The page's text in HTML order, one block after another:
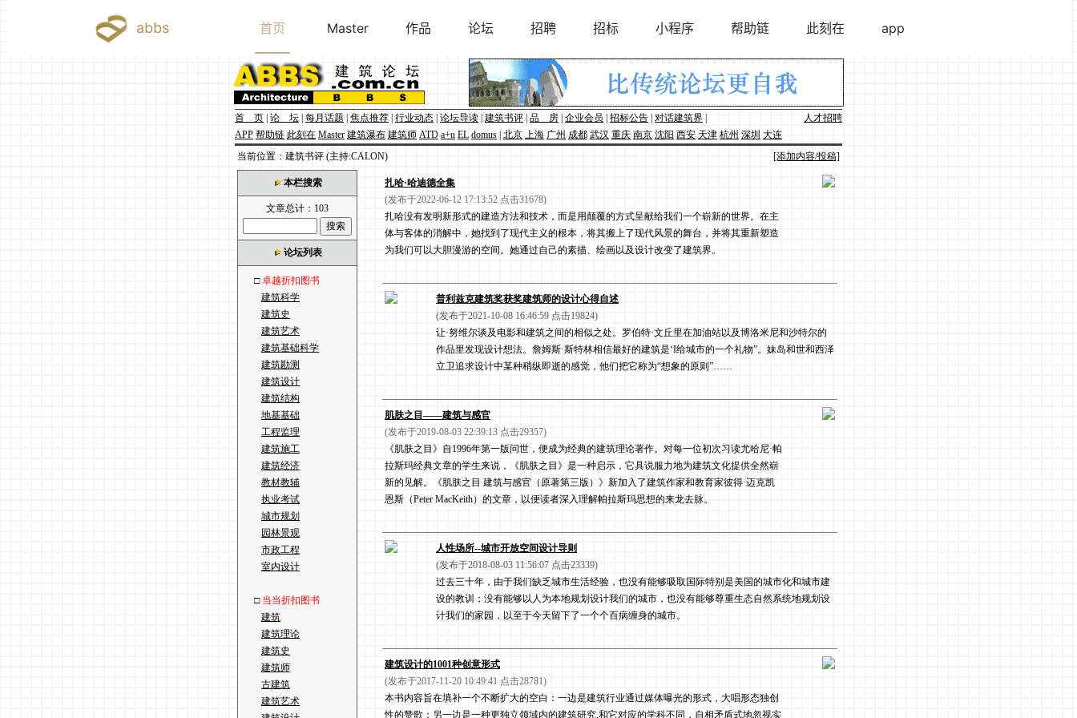
首 页 论 坛 每月话题 焦点推荐 行业动态 论坛导读 建筑书评 品 房 企业会员 招标公告 对话建筑界
人才招聘
APP 帮助链 此刻在 Master 建筑瀑布 建筑师 ATD a+u EL domus 北京 上海 广州 成都 武汉 重庆 南京 沈阳 西安 天津 杭州 深圳 大连
当前位置：建筑书评 (主持:CALON)
[添加内容/投稿]
本栏搜索
文章总计：103
论坛列表
□卓越折扣图书
建筑科学
建筑史
建筑艺术
建筑基础科学
建筑勘测
建筑设计
建筑结构
地基基础
工程监理
建筑施工
建筑经济
教材教辅
执业考试
城市规划
园林景观
市政工程
室内设计
□ 当当折扣图书
建筑
建筑理论
建筑史
建筑师
古建筑
建筑艺术
扎哈·哈迪德全集
(发布于2022-06-12 17:13:52 点击31678)
扎哈没有发明新形式的建造方法和技术，而是用颠覆的方式呈献给我们一个崭新的世界。在主
体与客体的消解中，她找到了现代主义的根本，将其搬上了现代风景的舞台，并将其重新塑造
为我们可以大胆漫游的空间。她通过自己的素描、绘画以及设计改变了建筑界。
普利兹克建筑奖获奖建筑师的设计心得自述
(发布于2021-10-08 16:46:59 点击19824)
让·努维尔谈及电影和建筑之间的相似之处。罗伯特·文丘里在加油站以及博洛米尼和沙特尔的
作品里发现设计想法。詹姆斯·斯特林相信最好的建筑是‘I给城市的一个礼物”。妹岛和世和西泽
立卫追求设计中某种稍纵即逝的感觉，他们把它称为“想象的原则”……
肌肤之目——建筑与感官
(发布于2019-08-03 22:39:13 点击29357)
《肌肤之目》自1996年第一版问世，便成为经典的建筑理论著作。对每一位初次习读尤哈尼·帕
拉斯玛经典文章的学生来说，《肌肤之目》是一种启示，它具说服力地为建筑文化提供全然崭
新的见解。《肌肤之目 建筑与感官（原著第三版）》新加入了建筑作家和教育家彼得·迈克凯
恩斯（Peter MacKeith）的文章，以便读者深入理解帕拉斯玛思想的来龙去脉。
人性场所--城市开放空间设计导则
(发布于2018-08-03 11:56:07 点击23339)
过去三十年，由于我们缺乏城市生活经验，也没有能够吸取国际特别是美国的城市化和城市建
设的教训；没有能够以人为本地规划设计我们的城市，也没有能够尊重生态自然系统地规划设
计我们的家园，以至于今天留下了一个个百病缠身的城市。
建筑设计的1001种创意形式
(发布于2017-11-20 10:49:41 点击28781)
本书内容旨在填补一个不断扩大的空白：一边是建筑行业通过媒体曝光的形式，大唱形态独创
性的赞歌；另一边是一种更独立领域内的建筑研究,和它对应的学科不同，自相矛盾式地忽视实